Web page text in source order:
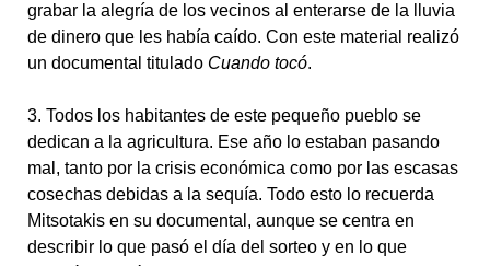
grabar la alegría de los vecinos al enterarse de la lluvia
de dinero que les había caído. Con este material realizó
un documental titulado Cuando tocó.
3. Todos los habitantes de este pequeño pueblo se
dedican a la agricultura. Ese año lo estaban pasando
mal, tanto por la crisis económica como por las escasas
cosechas debidas a la sequía. Todo esto lo recuerda
Mitsotakis en su documental, aunque se centra en
describir lo que pasó el día del sorteo y en lo que